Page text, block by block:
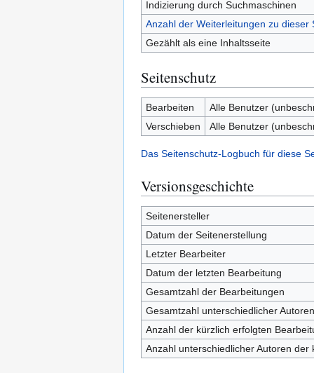
Indizierung durch Suchmaschinen
Anzahl der Weiterleitungen zu dieser
Gezählt als eine Inhaltsseite
Seitenschutz
Bearbeiten
Alle Benutzer
Verschieben
Alle Benutzer
Das Seitenschutz-Logbuch für diese
Versionsgeschichte
Seitenersteller
Datum der Seitenerstellung
Letzter Bearbeiter
Datum der letzten Bearbeitung
Gesamtzahl der Bearbeitungen
Gesamtzahl unterschiedlicher Autoren
Anzahl der kürzlich erfolgten
Anzahl unterschiedlicher Autoren